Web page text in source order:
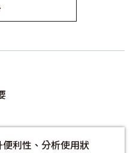
利性、分析使用狀